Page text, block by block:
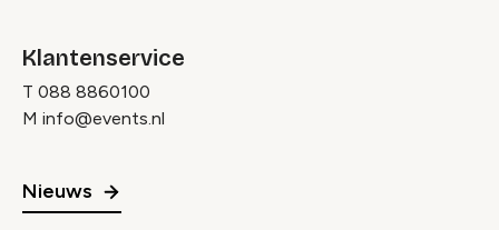
Klantenservice
T 088 8860100
M info@events.nl
Nieuws